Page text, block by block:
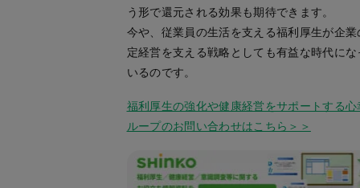
う形で還元される効果も期待できます。
今や、従業員の生活を支える福利厚生が企業
定経営を支える戦略としても有益な時代にな
いるのです。
福利厚生の強化や健康経営をサポートする心
ループのお問い合わせはこちら＞＞